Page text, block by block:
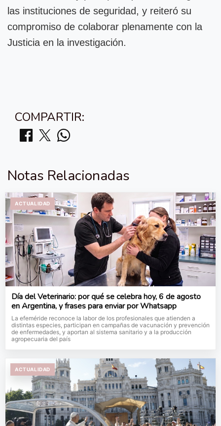
las instituciones de seguridad, y reiteró su
compromiso de colaborar plenamente con la
Justicia en la investigación.
COMPARTIR:
Notas Relacionadas
ACTUALIDAD
Día del Veterinario: por qué se celebra hoy, 6 de agosto
en Argentina, y frases para enviar por Whatsapp
La efeméride reconoce la labor de los profesionales que atienden a
distintas especies, participan en campañas de vacunación y prevención
de enfermedades, y aportan al sistema sanitario y a la producción
agropecuaria del país
ACTUALIDAD